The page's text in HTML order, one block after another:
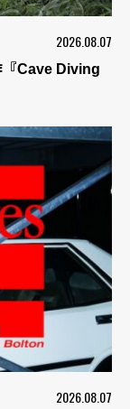
2026.08.07
『Cave Diving
2026.08.07